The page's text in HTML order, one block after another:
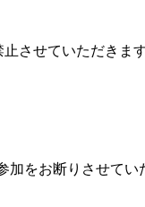
させていただきま
をお断りさせてい